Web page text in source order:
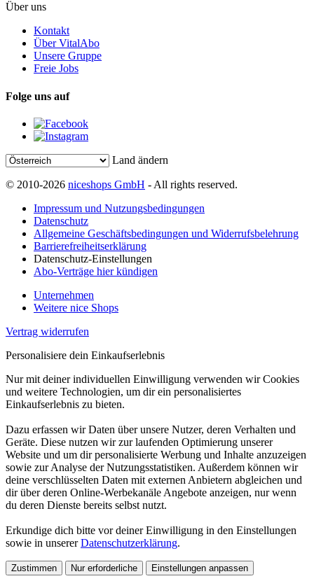
Über uns
Kontakt
Über VitalAbo
Unsere Gruppe
Freie Jobs
Folge uns auf
Land ändern
© 2010-2026 niceshops GmbH - All rights reserved.
Impressum und Nutzungsbedingungen
Datenschutz
Allgemeine Geschäftsbedingungen und Widerrufsbelehrung
Barrierefreiheitserklärung
Datenschutz-Einstellungen
Abo-Verträge hier kündigen
Unternehmen
Weitere nice Shops
Vertrag widerrufen
Personalisiere dein Einkaufserlebnis
Nur mit deiner individuellen Einwilligung verwenden wir Cookies
und weitere Technologien, um dir ein personalisiertes
Einkaufserlebnis zu bieten.
Dazu erfassen wir Daten über unsere Nutzer, deren Verhalten und
Geräte. Diese nutzen wir zur laufenden Optimierung unserer
Website und um dir personalisierte Werbung und Inhalte anzuzeigen
sowie zur Analyse der Nutzungsstatistiken. Außerdem können wir
deine verschlüsselten Daten mit externen Anbietern abgleichen und
dir über deren Online-Werbekanäle Angebote anzeigen, nur wenn
du deren Dienste bereits selbst nutzt.
Erkundige dich bitte vor deiner Einwilligung in den Einstellungen
sowie in unsererDatenschutzerklärung.
Zustimmen Nur erforderliche Einstellungen anpassen